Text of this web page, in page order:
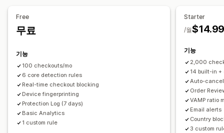
알림 및 분석
Free
무료
기능
100 checkouts/mo
6 core detection rules
Real-time checkout blocking
Device fingerprinting
Protection Log (7 days)
Basic Analytics
1 custom rule
Starter
/월
기능
2,000
14 built-in +
Auto-
Order
VAMP ratio
Email alerts
Country
3 custom